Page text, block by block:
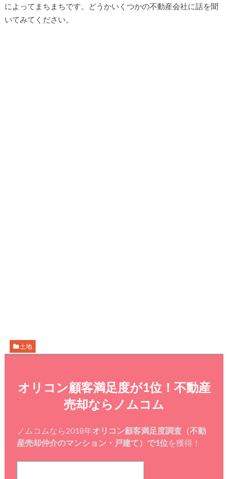
によってまちまちです。どうかいくつかの不動産会社に話を聞
いてみてください。
土地
オリコン顧客満足度が1位！不動産
売却ならノムコム
ノムコムなら2018年オリコン顧客満足度調査（不動
産売却仲介のマンション・戸建て）で1位を獲得！